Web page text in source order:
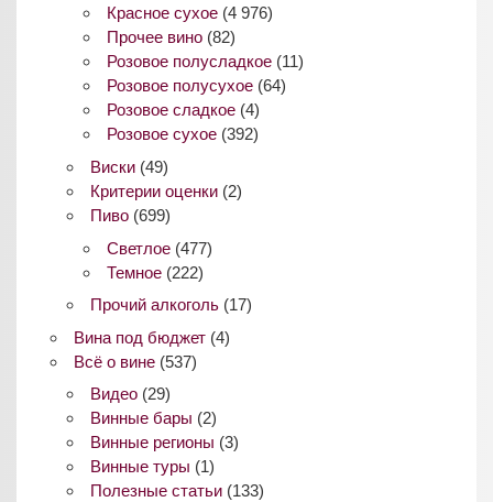
Красное сухое (4 976)
Прочее вино (82)
Розовое полусладкое (11)
Розовое полусухое (64)
Розовое сладкое (4)
Розовое сухое (392)
Виски(49)
Критерии оценки(2)
Пиво(699)
Светлое (477)
Темное (222)
Прочий алкоголь(17)
Вина под бюджет(4)
Всё о вине(537)
Видео(29)
Винные бары (2)
Винные регионы (3)
Винные туры (1)
Полезные статьи(133)